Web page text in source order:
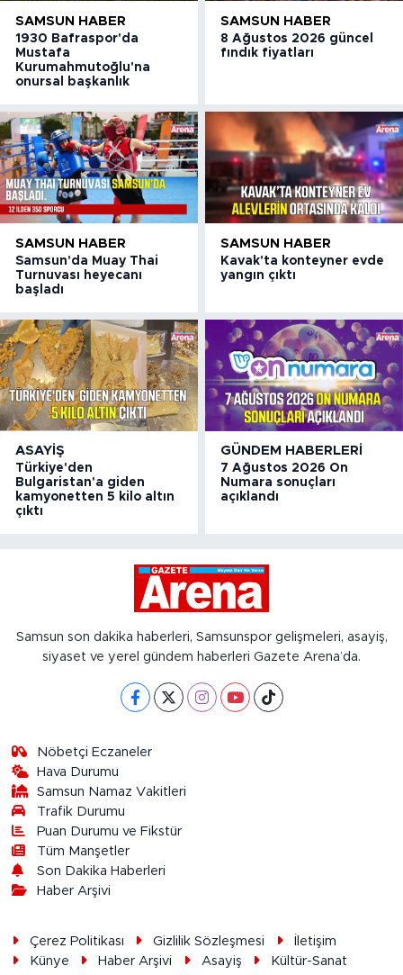
SAMSUN HABER
1930 Bafraspor'da
Mustafa
Kurumahmutoğlu'na
onursal başkanlık
SAMSUN HABER
8 Ağustos 2026 güncel
fındık fiyatları
SAMSUN HABER
Samsun'da Muay Thai
Turnuvası heyecanı
başladı
SAMSUN HABER
Kavak'ta konteyner evde
yangın çıktı
ASAYIŞ
Türkiye'den
Bulgaristan'a giden
kamyonetten 5 kilo altın
çıktı
GÜNDEM HABERLERI
7 Ağustos 2026 On
Numara sonuçları
açıklandı
Samsun son dakika haberleri, Samsunspor gelişmeleri, asayiş,
siyaset ve yerel gündem haberleri Gazete Arena’da.
Nöbetçi Eczaneler
Hava Durumu
Samsun Namaz Vakitleri
Trafik Durumu
Puan Durumu ve Fikstür
Tüm Manşetler
Son Dakika Haberleri
Haber Arşivi
Çerez Politikası Gizlilik Sözleşmesi
İletişim
Künye
Haber Arşivi Asayiş
Kültür-Sanat